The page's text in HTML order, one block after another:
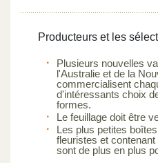
Producteurs et les
Plusieurs nouvelles
l'Australie et de la
commercialisent
d'intéressants choix
formes.
Le feuillage doit être
Les plus petites
fleuristes et
sont de plus en plus